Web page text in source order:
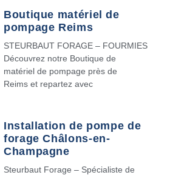
Boutique matériel de
pompage Reims
STEURBAUT FORAGE – FOURMIES
Découvrez notre Boutique de
matériel de pompage près de
Reims et repartez avec
Installation de pompe de
forage Châlons-en-
Champagne
Steurbaut Forage – Spécialiste de